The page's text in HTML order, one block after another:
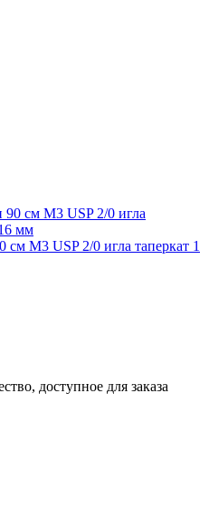
см М3 USP 2/0 игла таперкат 1
доступное для заказа